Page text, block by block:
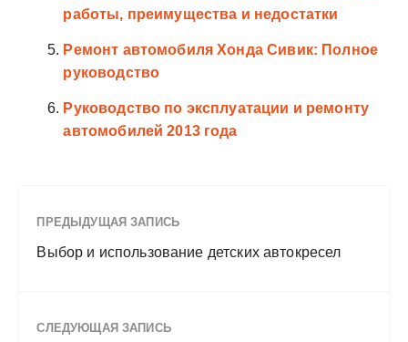
работы, преимущества и недостатки
Ремонт автомобиля Хонда Сивик: Полное
руководство
Руководство по эксплуатации и ремонту
автомобилей 2013 года
ПРЕДЫДУЩАЯ ЗАПИСЬ
Выбор и использование детских автокресел
СЛЕДУЮЩАЯ ЗАПИСЬ